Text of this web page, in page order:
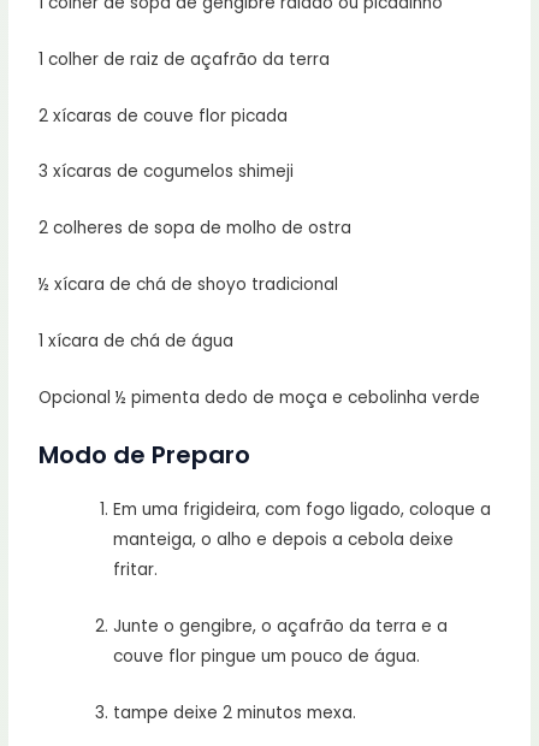
1 colher de raiz de açafrão da terra
2 xícaras de couve flor picada
3 xícaras de cogumelos shimeji
2 colheres de sopa de molho de ostra
½ xícara de chá de shoyo tradicional
1 xícara de chá de água
Opcional ½ pimenta dedo de moça e cebolinha verde
Modo de Preparo
Em uma frigideira, com fogo ligado, coloque a
manteiga, o alho e depois a cebola deixe
fritar.
Junte o gengibre, o açafrão da terra e a
couve flor pingue um pouco de água.
tampe deixe 2 minutos mexa.